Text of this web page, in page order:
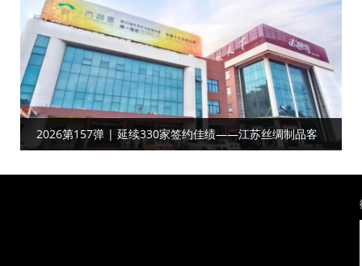
2026第157弹 | 延续330家签约佳绩——江苏丝绸制品‌‌‌‌客
户达成工厂目视化合作